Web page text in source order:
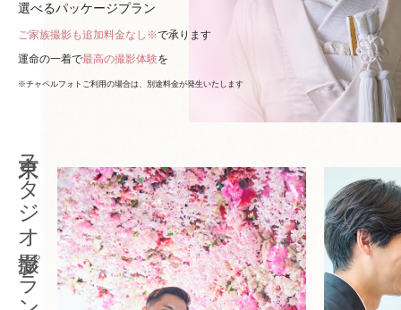
選べるパッケージプラン
ご家族撮影も追加料金なし※で承ります
運命の一着で最高の撮影体験を
※チャペルフォトご利用の場合は、別途料金が発生いたします
東京スタジオ撮影プラン